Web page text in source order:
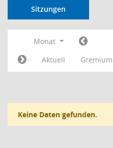
Sitzungen
Monat
Aktuell
Keine Daten gefunden.